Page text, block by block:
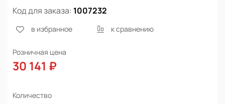
Код для заказа: 1007232
в избранное к сравнению
Розничная цена
30 141 ₽
Количество